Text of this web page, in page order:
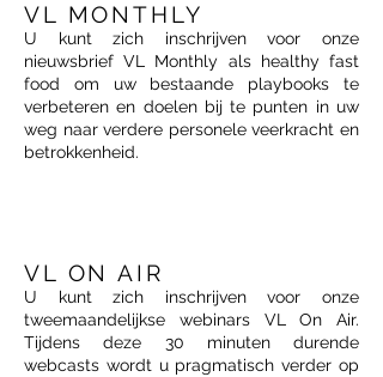
VL MONTHLY
U kunt zich inschrijven voor onze
nieuwsbrief VL Monthly als healthy fast
food om uw bestaande playbooks te
verbeteren en doelen bij te punten in uw
weg naar verdere personele veerkracht en
betrokkenheid.
VL ON AIR
U kunt zich inschrijven voor onze
tweemaandelijkse webinars VL On Air.
Tijdens deze 30 minuten durende
webcasts wordt u pragmatisch verder op